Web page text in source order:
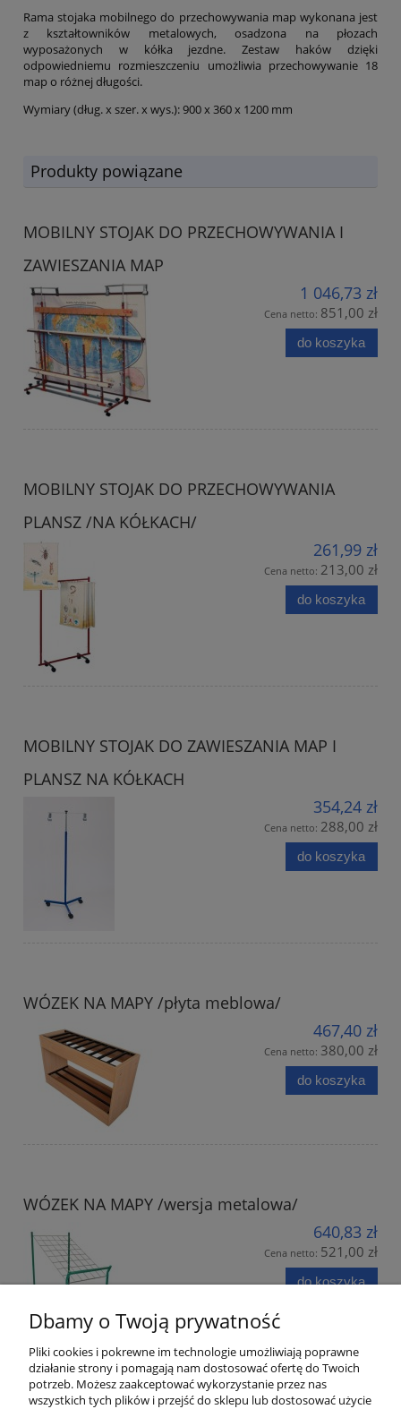
Rama stojaka mobilnego do przechowywania map wykonana jest
z kształtowników metalowych, osadzona na płozach
wyposażonych w kółka jezdne. Zestaw haków dzięki
odpowiedniemu rozmieszczeniu umożliwia przechowywanie 18
map o różnej długości.
Wymiary (dług. x szer. x wys.): 900 x 360 x 1200 mm
Produkty powiązane
MOBILNY STOJAK DO PRZECHOWYWANIA I
ZAWIESZANIA MAP
1 046,73 zł
Cena netto: 851,00 zł
do koszyka
MOBILNY STOJAK DO PRZECHOWYWANIA
PLANSZ /NA KÓŁKACH/
261,99 zł
Cena netto: 213,00 zł
do koszyka
MOBILNY STOJAK DO ZAWIESZANIA MAP I
PLANSZ NA KÓŁKACH
354,24 zł
Cena netto: 288,00 zł
do koszyka
WÓZEK NA MAPY /płyta meblowa/
467,40 zł
Cena netto: 380,00 zł
do koszyka
WÓZEK NA MAPY /wersja metalowa/
640,83 zł
Cena netto: 521,00 zł
do koszyka
Dbamy o Twoją prywatność
Pliki cookies i pokrewne im technologie umożliwiają poprawne
działanie strony i pomagają nam dostosować ofertę do Twoich
potrzeb. Możesz zaakceptować wykorzystanie przez nas
wszystkich tych plików i przejść do sklepu lub dostosować użycie